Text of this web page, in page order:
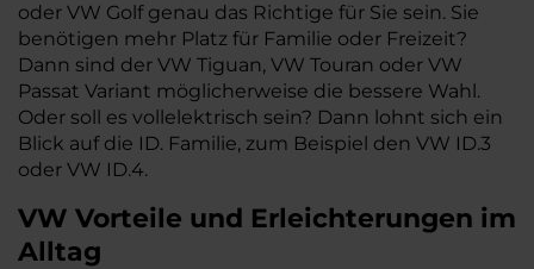
oder VW Golf genau das Richtige für Sie sein. Sie
benötigen mehr Platz für Familie oder Freizeit?
Dann sind der VW Tiguan, VW Touran oder VW
Passat Variant möglicherweise die bessere Wahl.
Oder soll es vollelektrisch sein? Dann lohnt sich ein
Blick auf die ID. Familie, zum Beispiel den VW ID.3
oder VW ID.4.
VW Vorteile und Erleichterungen im
Alltag